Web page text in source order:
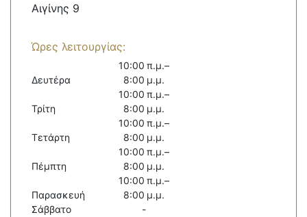
Αιγίνης 9
Ώρες λειτουργίας:
Δευτέρα
10:00 π.μ.–
8:00 μ.μ.
Τρίτη
10:00 π.μ.–
8:00 μ.μ.
Τετάρτη
10:00 π.μ.–
8:00 μ.μ.
Πέμπτη
10:00 π.μ.–
8:00 μ.μ.
Παρασκευή
10:00 π.μ.–
8:00 μ.μ.
Σάββατο
-